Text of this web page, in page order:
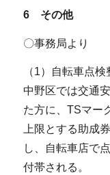
6 その他
〇事務局より
（1）自転車点
中野区では交通
た方に、TSマー
上限とする助成
し、自転車店で
付帯される。